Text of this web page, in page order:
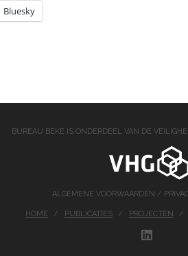
Bluesky
BUREAU BEKE IS ONDERDEEL VAN DE
ALGEMENE VOORWAARDEN /
HOME PUBLICATIES PROJECTEN